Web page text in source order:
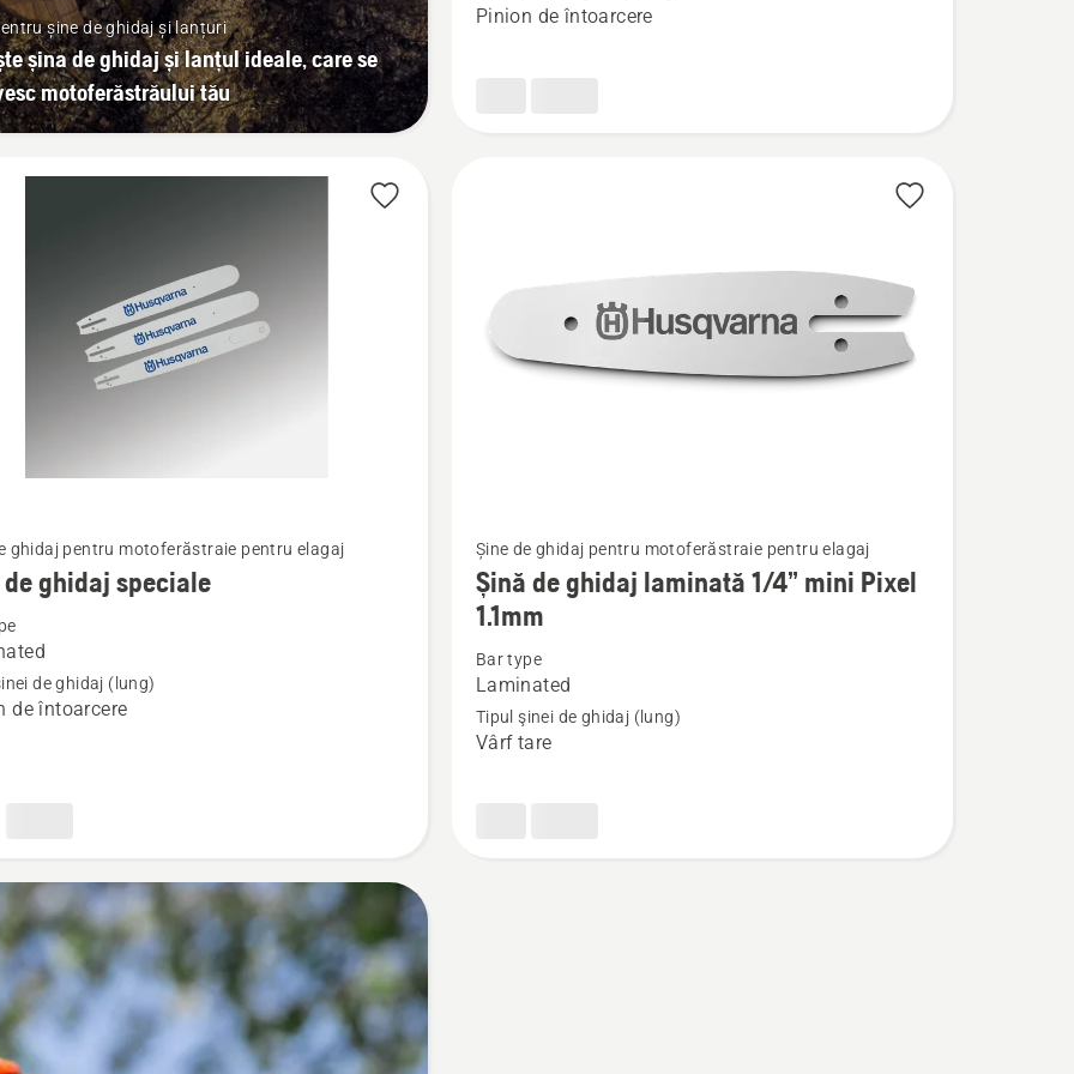
șine de ghidaj și lanțuri
șina de ghidaj și lanțul ideale, care se
motoferăstrăului tău
Pinion de întoarcere
ghidaj pentru motoferăstraie pentru elagaj
de ghidaj speciale
de ghidaj (lung)
de întoarcere
mai
multe
detalii
despre
Șină
Șine de ghidaj pentru motoferăstraie pentru elagaj
Șină de ghidaj laminată 1/4” mini Pixel
1.1mm
Bar type
Laminated
Tipul şinei de ghidaj (lung)
Vârf tare